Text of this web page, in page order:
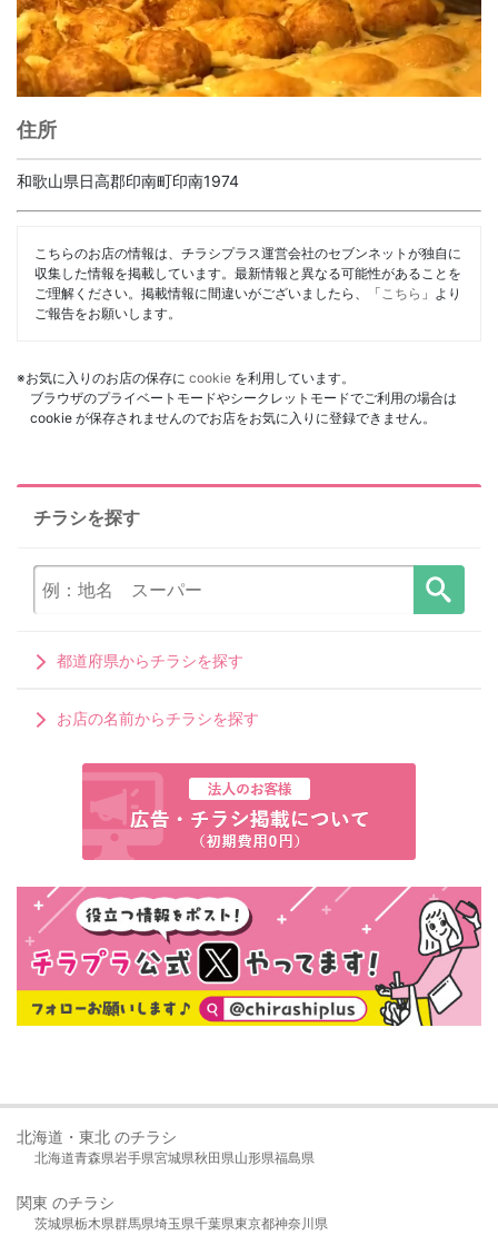
住所
和歌山県日高郡印南町印南1974
こちらのお店の情報は、チラシプラス運営会社のセブンネットが独自に
収集した情報を掲載しています。最新情報と異なる可能性があることを
ご理解ください。掲載情報に間違いがございましたら、「 こちら 」より
ご報告をお願いします。
※お気に入りのお店の保存に cookie を利用しています。
ブラウザのプライベートモードやシークレットモードでご利用の場合は
cookie が保存されませんのでお店をお気に入りに登録できません。
チラシを探す
都道府県からチラシを探す
お店の名前からチラシを探す
北海道・東北 のチラシ
北海道青森県岩手県宮城県秋田県山形県福島県
関東 のチラシ
茨城県栃木県群馬県埼玉県千葉県東京都神奈川県